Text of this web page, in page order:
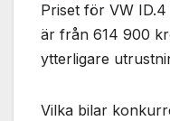
Priset för VW
är från 614 900
ytterligare
Vilka bilar